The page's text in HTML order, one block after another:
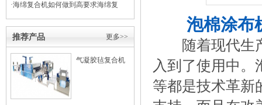
复合
·海绵复合机如何做到高要求海绵复
更多>>
推荐产品
气凝胶毡复合机
泡棉涂布
随着现代生产
入到了使用中。
等都是技术革新